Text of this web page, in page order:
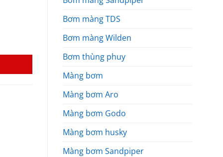
Bơm màng TDS
Bơm màng Wilden
Bơm thùng phuy
Màng bơm
Màng bơm Aro
Màng bơm Godo
Màng bơm husky
Màng bơm Sandpiper